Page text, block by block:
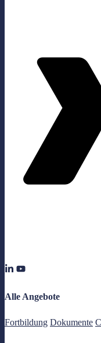
Alle Angebote
Fortbildung Dokumente